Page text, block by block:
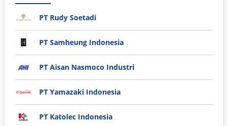
PT Rudy Soetadi
PT Samheung Indonesia
PT Aisan Nasmoco Industri
PT Yamazaki Indonesia
PT Katolec Indonesia